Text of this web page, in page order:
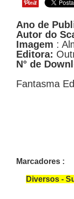
Ano de
Autor do
Imagem :
Editora:
N° de
Fantasma
Marcadores :
Diversos -